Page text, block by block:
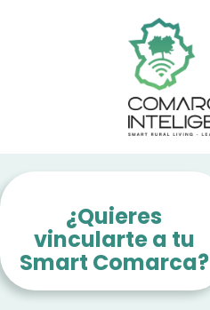
¿Quieres
vincularte a tu
Smart Comarca?